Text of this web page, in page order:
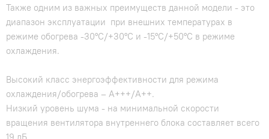
Также одним из важных преимуществ данной модели - это
диапазон эксплуатации при внешних температурах в
режиме обогрева -30°C/+30°C и -15°C/+50°C в режиме
охлаждения.
Высокий класс энергоэффективности для режима
охлаждения/обогрева – A+++/A++.
Низкий уровень шума - на минимальной скорости
вращения вентилятора внутреннего блока составляет всего